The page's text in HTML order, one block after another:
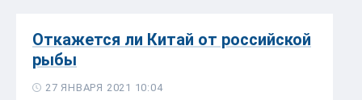
Откажется ли Китай от российской
рыбы
27 ЯНВАРЯ 2021 10:04